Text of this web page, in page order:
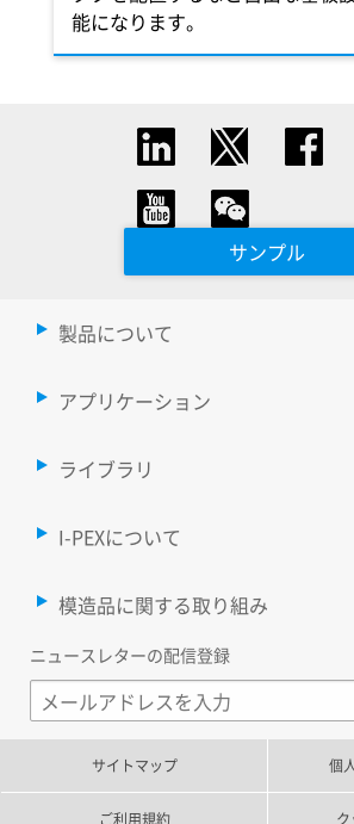
能になります。
サンプル
製品について
アプリケーション
ライブラリ
I-PEXについて
模造品に関する取り組み
ニュースレターの配信登録
サイトマップ 個
ご利用規約